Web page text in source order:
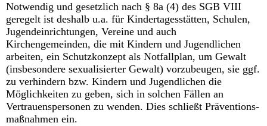
Notwendig und gesetzlich nach § 8a (4) des SGB VIII
geregelt ist deshalb u.a. für Kindertagesstätten, Schulen,
Jugendeinrichtungen, Vereine und auch
Kirchengemeinden, die mit Kindern und Jugendlichen
arbeiten, ein Schutzkonzept als Notfallplan, um Gewalt
(insbesondere sexualisierter Gewalt) vorzubeugen, sie ggf.
zu verhindern bzw. Kindern und Jugendlichen die
Möglichkeiten zu geben, sich in solchen Fällen an
Vertrauenspersonen zu wenden. Dies schließt Präventions-
maßnahmen ein.